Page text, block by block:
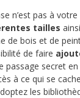
n’est pas à
tailles
de bois et de
de faire
secret
à ce qui se
les